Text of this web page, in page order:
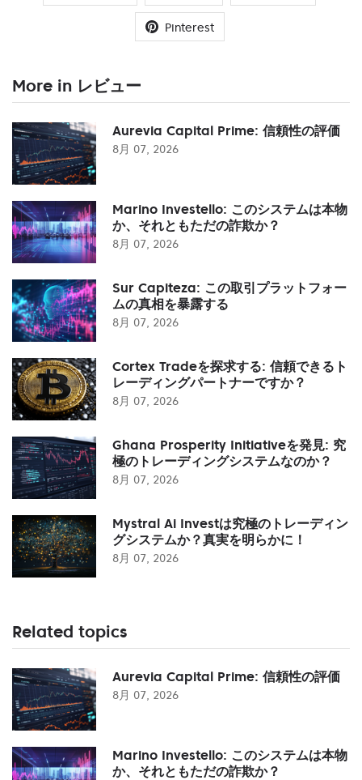
Pinterest
More in レビュー
Aurevia Capital Prime: 信頼性の評価
8月 07, 2026
Marino Investello: このシステムは本物
か、それともただの詐欺か？
8月 07, 2026
Sur Capiteza: この取引プラットフォー
ムの真相を暴露する
8月 07, 2026
Cortex Tradeを探求する: 信頼できるト
レーディングパートナーですか？
8月 07, 2026
Ghana Prosperity Initiativeを発見: 究
極のトレーディングシステムなのか？
8月 07, 2026
Mystral Ai Investは究極のトレーディン
グシステムか？真実を明らかに！
8月 07, 2026
Related topics
Aurevia Capital Prime: 信頼性の評価
8月 07, 2026
Marino Investello: このシステムは本物
か、それともただの詐欺か？